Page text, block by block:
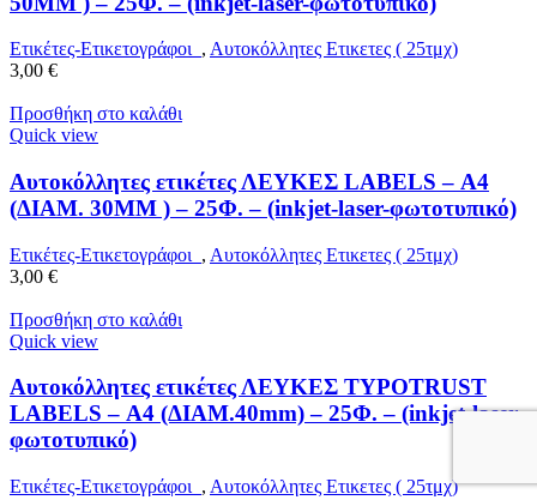
Ετικέτες-Ετικετογράφοι , Αυτοκόλλητες Ετικετες ( 25τμχ)
3,00 €
Προσθήκη στο καλάθι
Quick view
Αυτοκόλλητες ετικέτες ΛΕΥΚΕΣ LABELS – Α4
(ΔΙΑΜ. 30MM ) – 25Φ. – (inkjet-laser-φωτοτυπικό)
Ετικέτες-Ετικετογράφοι , Αυτοκόλλητες Ετικετες ( 25τμχ)
3,00 €
Προσθήκη στο καλάθι
Quick view
Αυτοκόλλητες ετικέτες ΛΕΥΚΕΣ TYPOTRUST
LABELS – Α4 (ΔΙΑΜ.40mm) – 25Φ. – (inkjet-laser-
φωτοτυπικό)
Ετικέτες-Ετικετογράφοι , Αυτοκόλλητες Ετικετες ( 25τμχ)